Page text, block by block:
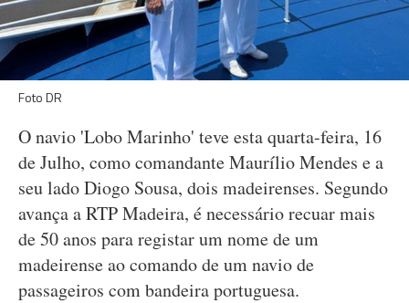
Foto DR
O navio 'Lobo Marinho' teve esta quarta-feira, 16
de Julho, como comandante Maurílio Mendes e a
seu lado Diogo Sousa, dois madeirenses. Segundo
avança a RTP Madeira, é necessário recuar mais
de 50 anos para registar um nome de um
madeirense ao comando de um navio de
passageiros com bandeira portuguesa.